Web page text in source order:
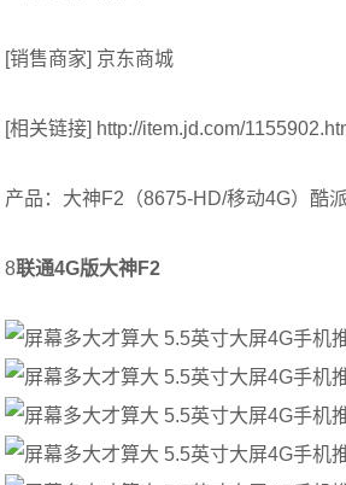
[销售商家] 京东商城
[相关链接] http://item.jd.com/
产品：大神F2（8675-HD/移动4G）酷
8联通4G版大神F2